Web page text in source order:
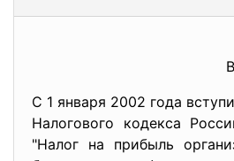
С 1 января 2002 года
Налогового кодекса
"Налог на прибыль